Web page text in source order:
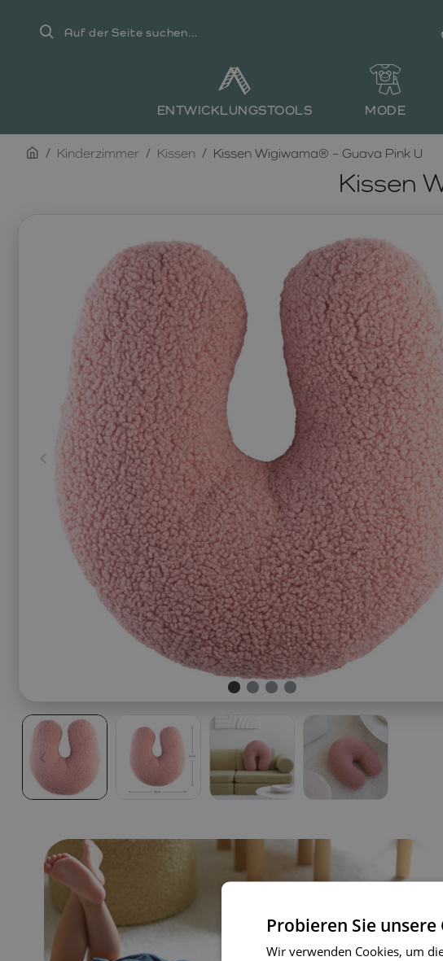
Auf
ENTWICKLUNGSTOOLS MODE
Kissen
homeKinderzimmer Kissen Kissen Wigiwama® – Guava Pink U
Probieren Sie unsere
Wir verwenden Cookies, um